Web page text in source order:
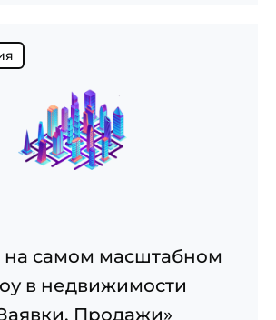
на самом масштабном
в недвижимости
Продажи»